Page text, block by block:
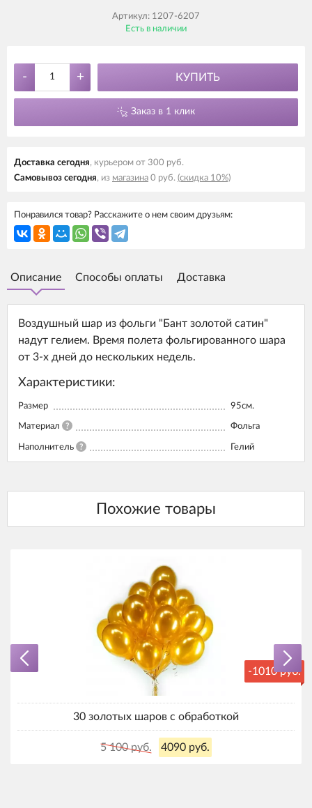
Артикул: 1207-6207
Есть в наличии
- + КУПИТЬ
Заказ в 1 клик
Доставка cегодня, курьером от 300 руб.
Самовывоз cегодня, из магазина 0 руб. (скидка 10%)
Понравился товар? Расскажите о нем своим друзьям:
Описание Способы оплаты Доставка
Воздушный шар из фольги "Бант золотой сатин"
надут гелием. Время полета фольгированного шара
от 3-х дней до нескольких недель.
Характеристики:
Размер 95см.
Материал ? Фольга
Наполнитель ? Гелий
-1010 руб.
30 золотых шаров с обработкой
5 100 руб. 4090 руб.